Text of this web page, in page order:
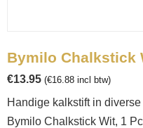
Bymilo Chalkstick
€13.95 (€16.88 incl btw)
Handige kalkstift in
Bymilo Chalkstick Wit, 1